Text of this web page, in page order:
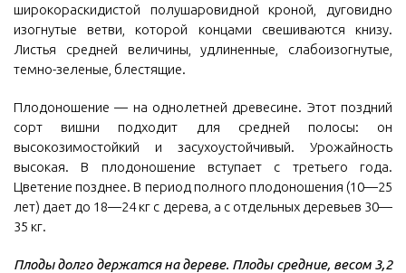
широкораскидистой полушаровидной кроной, дуговидно
изогнутые ветви, которой концами свешиваются книзу.
Листья средней величины, удлиненные, слабоизогнутые,
темно-зеленые, блестящие.
Плодоношение — на однолетней древесине. Этот поздний
сорт вишни подходит для средней полосы: он
высокозимостойкий и засухоустойчивый. Урожайность
высокая. В плодоношение вступает с третьего года.
Цветение позднее. В период полного плодоношения (10—25
лет) дает до 18—24 кг с дерева, а с отдельных деревьев 30—
35 кг.
Плоды долго держатся на дереве. Плоды средние, весом 3,2